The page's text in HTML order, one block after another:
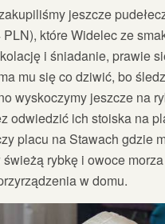
jeszcze
które Widelec ze
i śniadanie, prawie
mu się co dziwić, bo
wyskoczymy jeszcze na
odwiedzić ich stoiska na
placu na Stawach gdzie
rybkę i owoce
w domu.